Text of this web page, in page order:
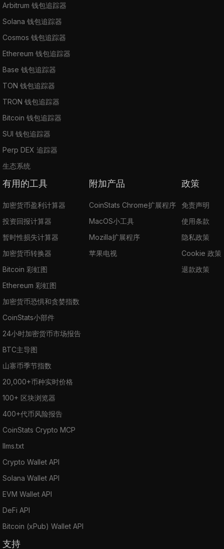
Arbitrum 钱包追踪器
Solana 钱包追踪器
Cosmos 钱包追踪器
Ethereum 钱包追踪器
Base 钱包追踪器
TON 钱包追踪器
TRON 钱包追踪器
Bitcoin 钱包追踪器
SUI 钱包追踪器
Perp DEX 追踪器
生态系统
有用的工具
加密货币盈利计算器
投资回报计算器
暂时性损失计算器
加密货币转换器
Bitcoin 彩虹图
Ethereum 彩虹图
加密货币恐惧和贪婪指数
CoinStats小部件
24小时加密货币市场报告
BTC主导图
山寨币季节指数
20,000+币种实时价格
100+ 区块浏览器
400+代币风险报告
CoinStats Crypto MCP
llms.txt
Crypto Wallet API
Solana Wallet API
EVM Wallet API
DeFi API
Bitcoin (xPub) Wallet API
附加产品
CoinStats Chrome扩展程序
MacOS小工具
Mozilla扩展程序
苹果电视
政策
免责声明
使用条款
隐私政策
Cookie 政策
退款政策
支持